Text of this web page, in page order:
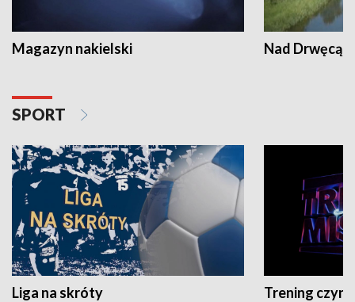
Magazyn nakielski Nad Drwęcą
SPORT
Liga na skróty Trening czyni